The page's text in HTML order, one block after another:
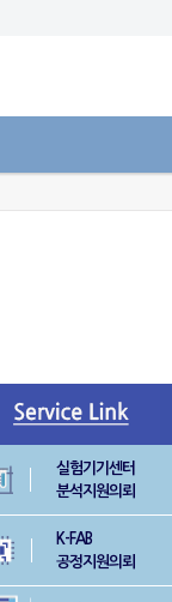
실험기기센터
분석지원의뢰
K-FAB
공정지원의뢰